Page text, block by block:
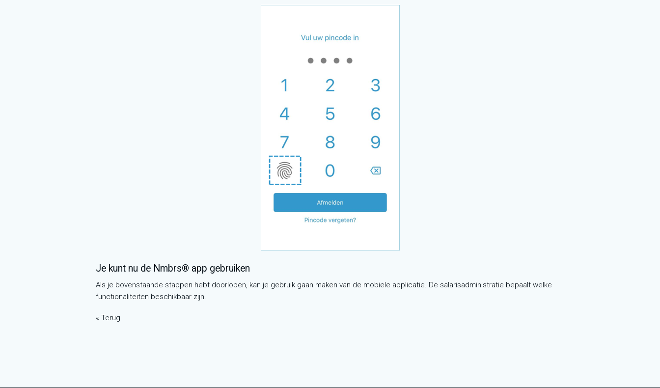
Je kunt nu de Nmbrs® app gebruiken
Als je bovenstaande stappen hebt doorlopen, kan je gebruik gaan maken van de mobiele applicatie. De salarisadministratie bepaalt welke
functionaliteiten beschikbaar zijn.
« Terug